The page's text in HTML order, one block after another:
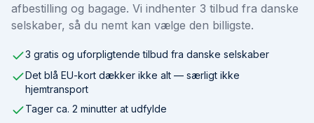
afbestilling og bagage. Vi indhenter 3 tilbud fra danske
selskaber, så du nemt kan vælge den billigste.
3 gratis og uforpligtende tilbud fra danske selskaber
Det blå EU-kort dækker ikke alt — særligt ikke
hjemtransport
Tager ca. 2 minutter at udfylde